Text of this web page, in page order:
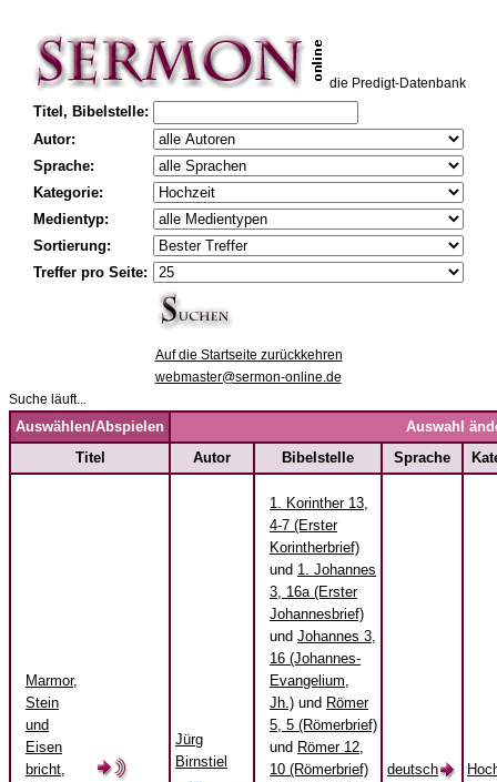
die Predigt-Datenbank
Titel, Bibelstelle:
Autor:
Sprache:
Kategorie:
Medientyp:
Sortierung:
Treffer pro Seite:
Auf die Startseite zurückkehren
webmaster@sermon-online.de
Suche läuft...
Auswählen/Abspielen
Auswahl
Titel
Autor Bibelstelle Sprache
Marmor,
Stein
und
Eisen
bricht,
Jürg
Birnstiel
1. Korinther 13,
4-7 (Erster
Korintherbrief)
und 1. Johannes
3, 16a (Erster
Johannesbrief)
und Johannes 3,
16 (Johannes-
Evangelium,
Jh.) und Römer
5, 5 (Römerbrief)
und Römer 12,
10 (Römerbrief)
deutsch